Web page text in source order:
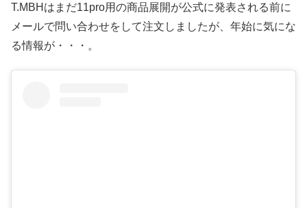
T.MBHはまだ11pro用の商品展開が公式に発表される前に
メールで問い合わせをして注文しましたが、年始に気にな
る情報が・・・。